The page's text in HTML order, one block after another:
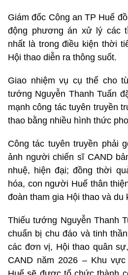
Giám đốc Công an TP Huế
động phương án xử lý các
nhất là trong điều kiện thời
Hội thao diễn ra thông suốt.
Giao nhiệm vụ cụ thể cho
tướng Nguyễn Thanh Tuấn
mạnh công tác tuyên truyền
thao bằng nhiều hình thức
Công tác tuyên truyền phải
ảnh người chiến sĩ CAND
nhuệ, hiện đại; đồng thời
hóa, con người Huế thân
đoàn tham gia Hội thao và du
Thiếu tướng Nguyễn Thanh
chuẩn bị chu đáo và tinh
các đơn vị, Hội thao quân
CAND năm 2026 – Khu